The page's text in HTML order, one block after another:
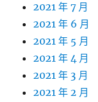
2021 年 7 月
2021 年 6 月
2021 年 5 月
2021 年 4 月
2021 年 3 月
2021 年 2 月